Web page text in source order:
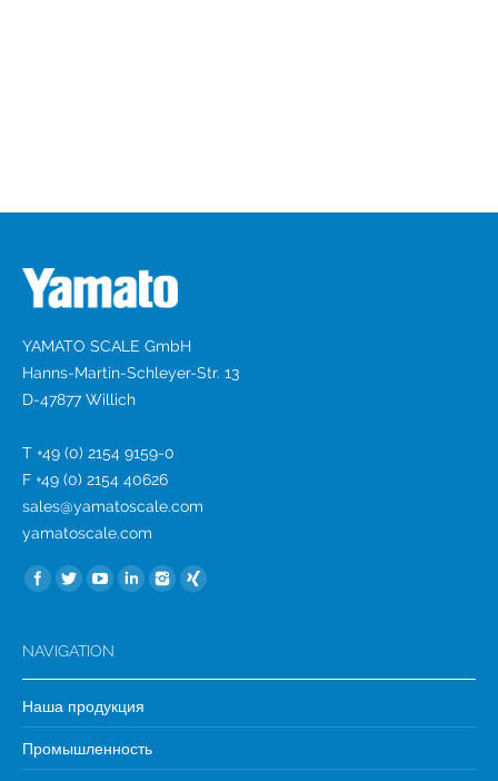
YAMATO SCALE GmbH
Hanns-Martin-Schleyer-Str. 13
D-47877 Willich
T +49 (0) 2154 9159-0
F +49 (0) 2154 40626
sales@yamatoscale.com
yamatoscale.com
Найдите нас:
NAVIGATION
Наша продукция
Промышленность